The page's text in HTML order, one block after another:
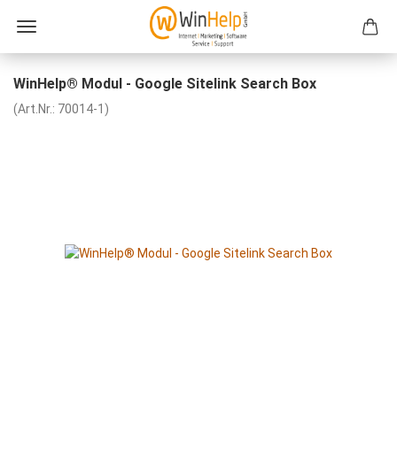
WinHelp® Modul - Google Sitelink Search Box
(Art.Nr.: 70014-1 )